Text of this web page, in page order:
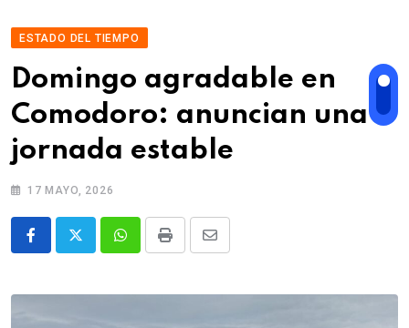
ESTADO DEL TIEMPO
Domingo agradable en
Comodoro: anuncian una
jornada estable
17 MAYO, 2026
WhatsappPrint
Share
Email